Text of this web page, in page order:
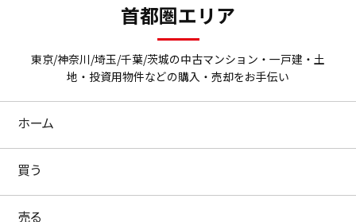
首都圏エリア
東京/神奈川/埼玉/千葉/茨城の中古マンション・一戸建・土
地・投資用物件などの購入・売却をお手伝い
ホーム
買う
売る